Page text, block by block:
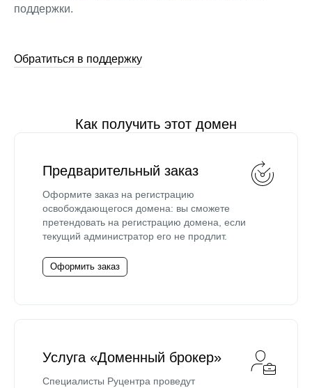
поддержки.
Обратиться в поддержку
Как получить этот домен
Предварительный заказ
Оформите заказ на регистрацию
освобождающегося домена: вы сможете
претендовать на регистрацию домена, если
текущий администратор его не продлит.
Оформить заказ
Услуга «Доменный брокер»
Специалисты Руцентра проведут